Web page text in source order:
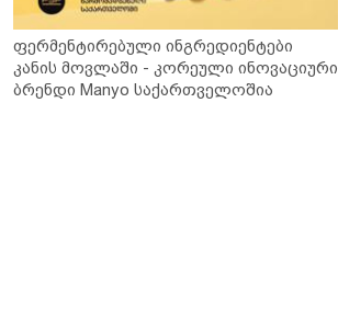
ფერმენტირებული ინგრედიენტები
კანის მოვლაში - კორეული ინოვაციური
ბრენდი Manyo საქართველოშია